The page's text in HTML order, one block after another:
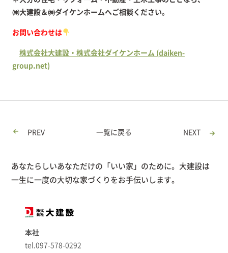
㈱大建設＆㈱ダイケンホームへご相談ください。
お問い合わせは
株式会社大建設・株式会社ダイケンホーム (daiken-
group.net)
PREV 一覧に戻る NEXT
あなたらしいあなただけの「いい家」のために。大建設は
一生に一度の大切な家づくりをお手伝いします。
本社
tel.097-578-0292